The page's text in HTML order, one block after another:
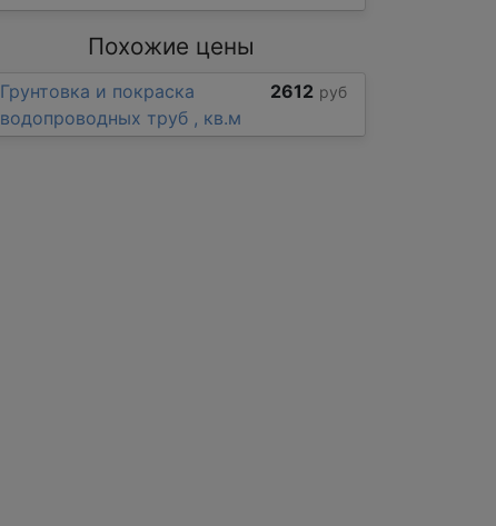
Похожие цены
Грунтовка и покраска
водопроводных труб , кв.м
2612 руб